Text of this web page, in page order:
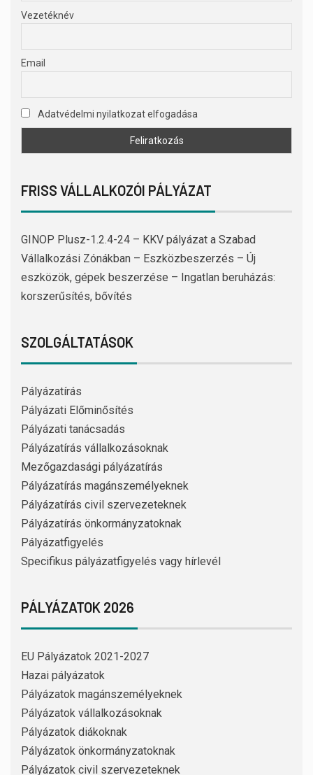
Vezetéknév
Email
Adatvédelmi nyilatkozat elfogadása
FRISS VÁLLALKOZÓI PÁLYÁZAT
GINOP Plusz-1.2.4-24 – KKV pályázat a Szabad
Vállalkozási Zónákban – Eszközbeszerzés – Új
eszközök, gépek beszerzése – Ingatlan beruházás:
korszerűsítés, bővítés
SZOLGÁLTATÁSOK
Pályázatírás
Pályázati Előminősítés
Pályázati tanácsadás
Pályázatírás vállalkozásoknak
Mezőgazdasági pályázatírás
Pályázatírás magánszemélyeknek
Pályázatírás civil szervezeteknek
Pályázatírás önkormányzatoknak
Pályázatfigyelés
Specifikus pályázatfigyelés vagy hírlevél
PÁLYÁZATOK 2026
EU Pályázatok 2021-2027
Hazai pályázatok
Pályázatok magánszemélyeknek
Pályázatok vállalkozásoknak
Pályázatok diákoknak
Pályázatok önkormányzatoknak
Pályázatok civil szervezeteknek